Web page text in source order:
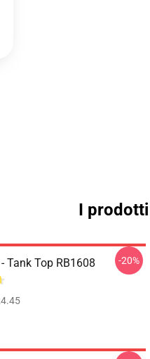
I
Tank Top RB1608 -20%